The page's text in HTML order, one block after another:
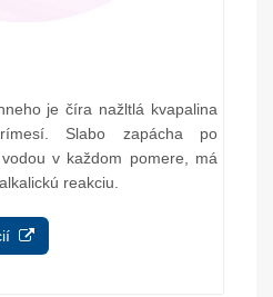
je číra nažltlá kvapalina
Slabo zapácha po
v každom pomere, má
reakciu.